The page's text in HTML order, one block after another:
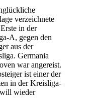
verzeichnete
in der
A, gegen den
aus der
Germania
war angereist.
ist einer der
in der Kreisliga-
wieder